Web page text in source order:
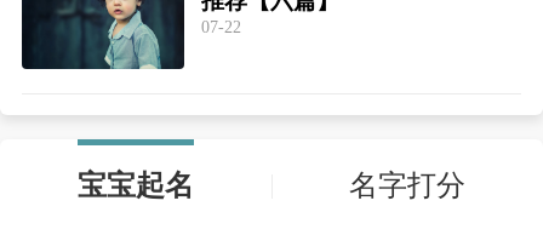
07-22
宝宝起名 名字打分